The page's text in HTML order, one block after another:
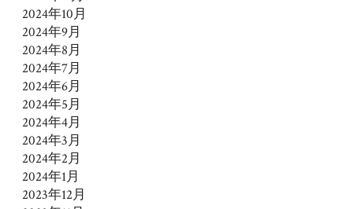
2024年10月
2024年9月
2024年8月
2024年7月
2024年6月
2024年5月
2024年4月
2024年3月
2024年2月
2024年1月
2023年12月